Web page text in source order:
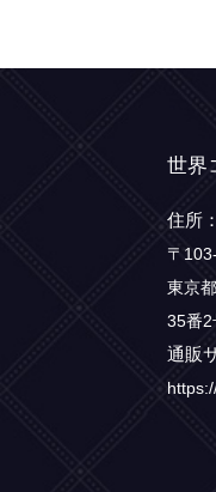
世界
住所：
〒
東京
35番2
通販